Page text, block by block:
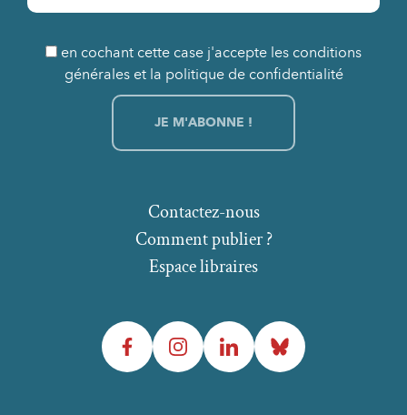
en cochant cette case j'accepte les conditions
générales et la politique de confidentialité
Comment publier ?
Espace libraires
Contactez-nous
FacebookInstagramLinkedInBluesky